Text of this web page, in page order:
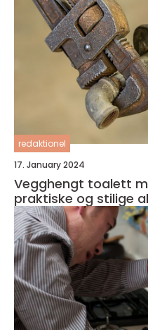
redaktionel
17. January 2024
Vegghengt toalett
praktiske og stilige